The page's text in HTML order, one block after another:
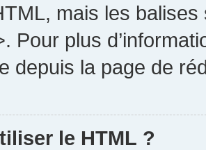
mais les
Pour plus
depuis la page de
le HTML ?